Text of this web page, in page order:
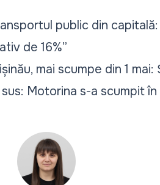
public din
de 16%”
mai scumpe din 1
Motorina s-a scumpit în